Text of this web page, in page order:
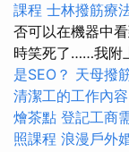
課程 士林撥筋療
否可以在機器中
時笑死了……我附
是SEO？ 天母撥
清潔工的工作內容
燴茶點 登記工商
照課程 浪漫戶外